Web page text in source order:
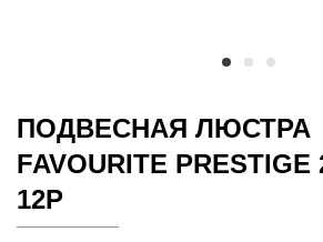
ПОДВЕСНАЯ ЛЮСТРА
FAVOURITE PRESTIGE
12P